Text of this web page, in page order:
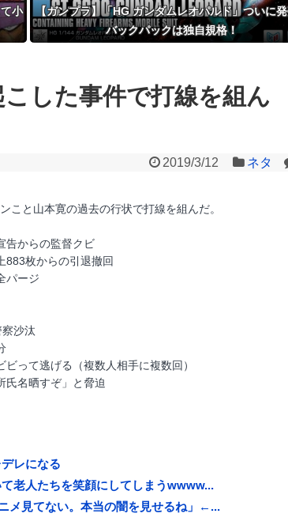
小
【ガンプラ】「HG ガンダムレオパルド」ついに発
バックパックは独自規格！
した事件で打線を組ん
2019/3/12 ネタ
こと山本寛の過去の行状で打線を組んだ。
告からの監督クビ
883枚からの引退撤回
パージ
沙汰
って逃げる（複数人相手に複数回）
氏名晒すぞ」と脅迫
レになる
老人たちを笑顔にしてしまうwwww...
メ見てない。本当の闇を見せるね」←...